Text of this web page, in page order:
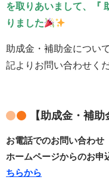
を取りあいまして、『
りました
助成金・補助金につい
記よりお問い合わせく
【助成金・補
お電話でのお問い合
ホームページからのお
ちらから